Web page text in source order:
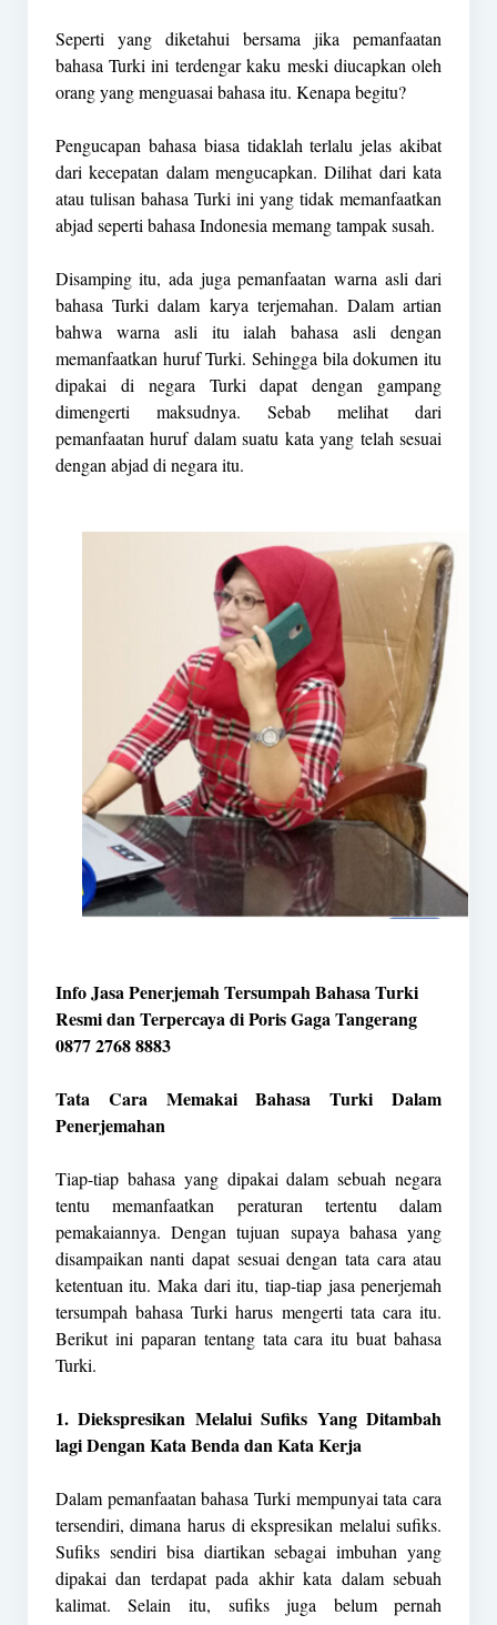
Seperti yang diketahui bersama jika pemanfaatan
bahasa Turki ini terdengar kaku meski diucapkan oleh
orang yang menguasai bahasa itu. Kenapa begitu?
Pengucapan bahasa biasa tidaklah terlalu jelas akibat
dari kecepatan dalam mengucapkan. Dilihat dari kata
atau tulisan bahasa Turki ini yang tidak memanfaatkan
abjad seperti bahasa Indonesia memang tampak susah.
Disamping itu, ada juga pemanfaatan warna asli dari
bahasa Turki dalam karya terjemahan. Dalam artian
bahwa warna asli itu ialah bahasa asli dengan
memanfaatkan huruf Turki. Sehingga bila dokumen itu
dipakai di negara Turki dapat dengan gampang
dimengerti maksudnya. Sebab melihat dari
pemanfaatan huruf dalam suatu kata yang telah sesuai
dengan abjad di negara itu.
Info Jasa Penerjemah Tersumpah Bahasa Turki
Resmi dan Terpercaya di Poris Gaga Tangerang
0877 2768 8883
Tata Cara Memakai Bahasa Turki Dalam
Penerjemahan
Tiap-tiap bahasa yang dipakai dalam sebuah negara
tentu memanfaatkan peraturan tertentu dalam
pemakaiannya. Dengan tujuan supaya bahasa yang
disampaikan nanti dapat sesuai dengan tata cara atau
ketentuan itu. Maka dari itu, tiap-tiap jasa penerjemah
tersumpah bahasa Turki harus mengerti tata cara itu.
Berikut ini paparan tentang tata cara itu buat bahasa
Turki.
1. Diekspresikan Melalui Sufiks Yang Ditambah
lagi Dengan Kata Benda dan Kata Kerja
Dalam pemanfaatan bahasa Turki mempunyai tata cara
tersendiri, dimana harus di ekspresikan melalui sufiks.
Sufiks sendiri bisa diartikan sebagai imbuhan yang
dipakai dan terdapat pada akhir kata dalam sebuah
kalimat. Selain itu, sufiks juga belum pernah